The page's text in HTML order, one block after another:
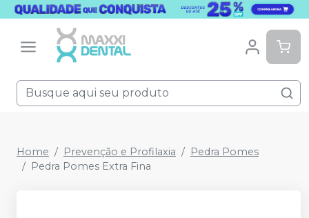
Home Prevenção e Profilaxia
Pedra Pomes
Pedra Pomes Extra Fina